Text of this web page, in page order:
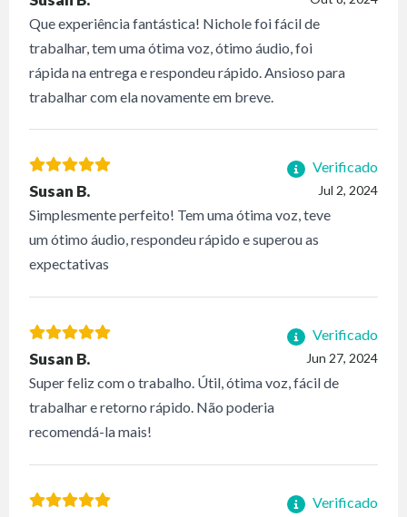
Que experiência fantástica! Nichole foi fácil de
trabalhar, tem uma ótima voz, ótimo áudio, foi
rápida na entrega e respondeu rápido. Ansioso para
trabalhar com ela novamente em breve.
Verificado
Jul 2, 2024
Susan B.
Simplesmente perfeito! Tem uma ótima voz, teve
um ótimo áudio, respondeu rápido e superou as
expectativas
Verificado
Jun 27, 2024
Susan B.
Super feliz com o trabalho. Útil, ótima voz, fácil de
trabalhar e retorno rápido. Não poderia
recomendá-la mais!
Verificado